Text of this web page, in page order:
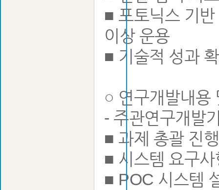
■ 포토닉스 기
이상 운용
■ 기술적 성과
○ 연구개발내용
- 주관연구개발
■ 과제 총괄 진
■ 시스템 요구
■ POC 시스템